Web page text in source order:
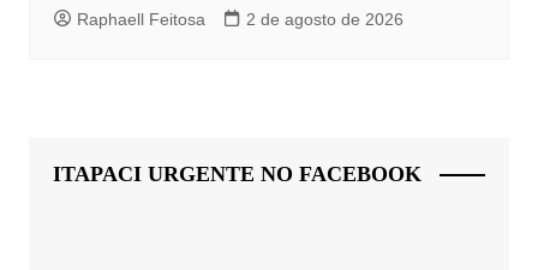
Raphaell Feitosa 2 de agosto de 2026
ITAPACI URGENTE NO FACEBOOK